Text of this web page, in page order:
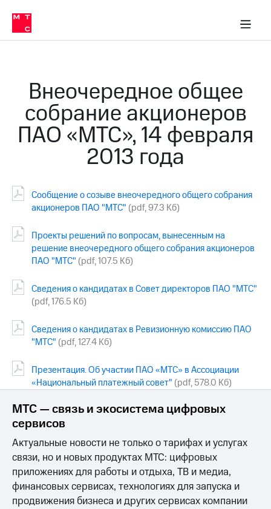
Медиа-центр
и акционерам
Устойчивое развитие
Комплаенс и деловая этика
компании
в МТС
История
компании
Руководство
информация
Медиа-центр
Пресс-
релизы
МТС
о технологиях
Достижения
Интервью
Финансовая
отчетность
Контакты
Новости
в
регионе
и акционерам
Корпоративное
управление
Пресс-
релизы
МТС
о технологиях
Внеочередное общее
собрание акционеров
ПАО «МТС», 14 февраля
2013 года
Сообщение о созыве внеочередного общего собрания
акционеров ПАО "МТС" (pdf, 97.3 Кб)
Проекты решений по вопросам, вынесенным на
решение внеочередного общего собрания акционеров
ПАО "МТС" (pdf, 107.5 Кб)
Сведения о кандидатах в Совет директоров ПАО "МТС"
(pdf, 176.5 Кб)
Сведения о кандидатах в Ревизионную комиссию ПАО
"МТС" (pdf, 127.4 Кб)
Презентация. Об участии ПАО «МТС» в Ассоциации
«Национальный платежный совет" (pdf, 578.0 Кб)
МТС — связь и экосистема цифровых
сервисов
Актуальные новости не только о тарифах и услугах
связи, но и новых продуктах МТС: цифровых
приложениях для работы и отдыха, ТВ и медиа,
финансовых сервисах, технологиях для запуска и
продвижения бизнеса и других сервисах компании